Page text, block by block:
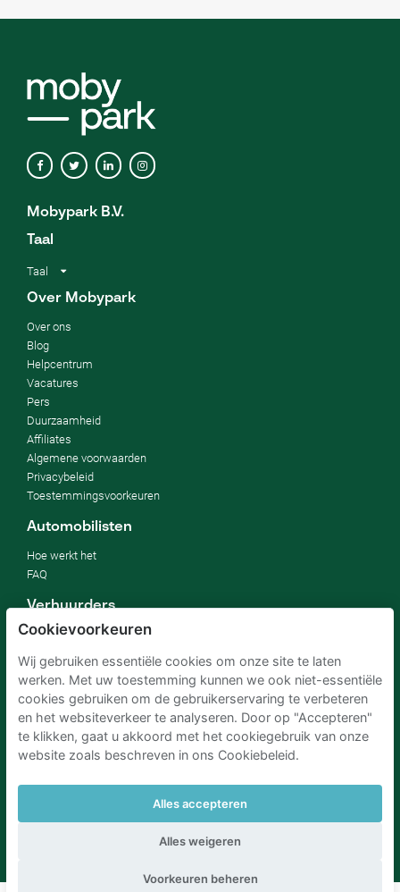
Cookievoorkeuren
Wij gebruiken essentiële cookies om onze site te laten
werken. Met uw toestemming kunnen we ook niet-essentiële
cookies gebruiken om de gebruikerservaring te verbeteren
en het websiteverkeer te analyseren. Door op "Accepteren"
te klikken, gaat u akkoord met het cookiegebruik van onze
website zoals beschreven in ons Cookiebeleid.
Alles accepteren
Alles weigeren
Voorkeuren beheren
Mobypark B.V.
Taal
Taal
Over Mobypark
Over ons
Blog
Helpcentrum
Vacatures
Pers
Duurzaamheid
Affiliates
Algemene voorwaarden
Privacybeleid
Toestemmingsvoorkeuren
Automobilisten
Hoe werkt het
FAQ
Verhuurders
Mijn parkeerplaats verhuren
Voor bedrijven
Voor hotels
Voor onroerend goed
Verbeter jouw SDG's
Zakelijke blog
Parkeren Amsterdam
Parkeren RAI Amsterdam P+R
Parkeren Brussel
Parkeren Den Haag
Parkeren Rotterdam